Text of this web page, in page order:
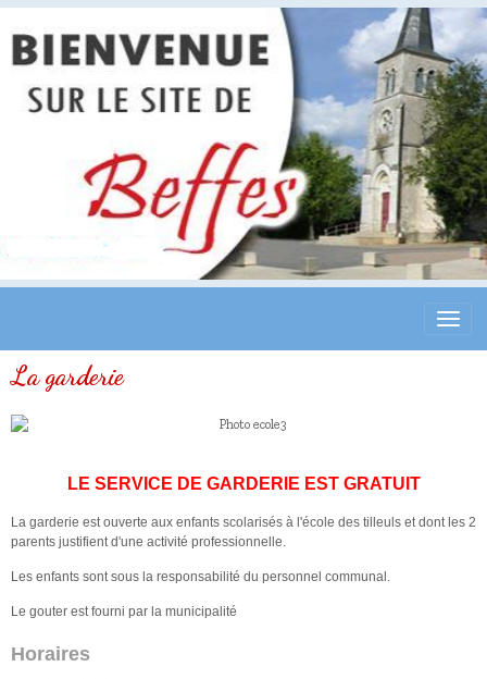
La garderie
LE SERVICE DE GARDERIE EST GRATUIT
La garderie est ouverte aux enfants scolarisés à l'école des tilleuls et dont les 2
parents justifient d'une activité professionnelle.
Les enfants sont sous la responsabilité du personnel communal.
Le gouter est fourni par la municipalité
Horaires